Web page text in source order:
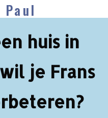
Paul
huis in
je Frans